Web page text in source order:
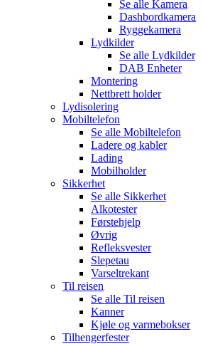
Se alle Kamera
Dashbordkamera
Ryggekamera
Lydkilder
Se alle Lydkilder
DAB Enheter
Montering
Nettbrett holder
Lydisolering
Mobiltelefon
Se alle Mobiltelefon
Ladere og kabler
Lading
Mobilholder
Sikkerhet
Se alle Sikkerhet
Alkotester
Førstehjelp
Øvrig
Refleksvester
Slepetau
Varseltrekant
Til reisen
Se alle Til reisen
Kanner
Kjøle og varmebokser
Tilhengerfester